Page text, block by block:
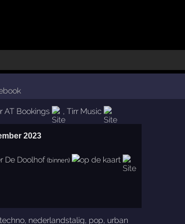
AT Bookings , Tirr Music
2023
De Doolhof (binnen)
techno, nederlandstalig, pop, urban